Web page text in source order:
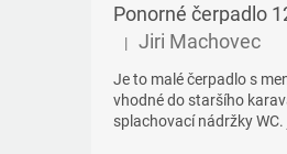
Ponorné čerpadlo
Hodnocení produktu je 5
| Jiri Machovec
Je to malé čerpadlo s
vhodné do staršího
splachovací nádržky